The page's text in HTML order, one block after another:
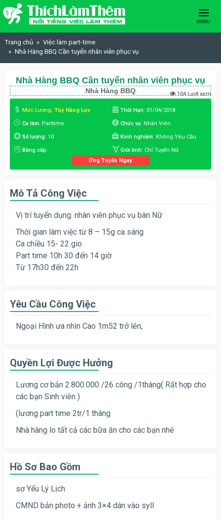
Skip to content
MENU
Trang chủ
Việc làm part-time
Nhà Hàng BBQ Cần tuyển nhân viên phục vụ
Nhà Hàng BBQ Cần tuyển nhân viên phục vụ
Nhà Hàng BBQ 104 Lượt xem
Mức Lương: Tùy Năng Lực Thời Hạn: 01/04/2018
Ca làm: Parttime Chức vụ: Nhân Viên
Số lượng: 10 Kinh nghiệm: Không Yêu Cầu
Bằng cấp: Giới tính: Chỉ Tuyển Nữ
Ứng Tuyển Ngay
Mô Tả Công Việc
Vị trí tuyển dụng: nhân viên phục vụ bàn Nữ
Thời gian làm việc từ 8 – 15g ca sáng
Ca chiều 15- 22 gio
Part time 10h 30 đến 14 giờ
Từ 17h30 đến 22h
Yêu Cầu Công Việc
Ngoại Hình ưa nhìn Cao 1m52 trở lên,
Quyền Lợi Được Hưởng
Lương cơ bản 2.800.000 /26 công /1tháng( Rất hợp cho
các bạn Sinh viên )
(lương part time 2tr/1 tháng
Nhà hàng lo tất cả các bữa ăn cho các bạn nhé
Hồ Sơ Bao Gồm
sơ Yếu Lý Lịch
CMND bản photo + ảnh 3×4 dán vào syll